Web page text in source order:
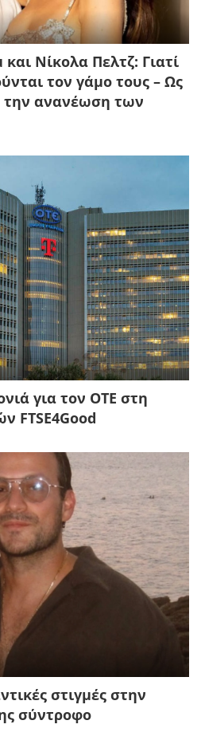
Νίκολα Πελτζ: Γιατί
τον γάμο τους – Ως
την ανανέωση των
για τον ΟΤΕ στη
FTSE4Good
στιγμές στην
σύντροφο